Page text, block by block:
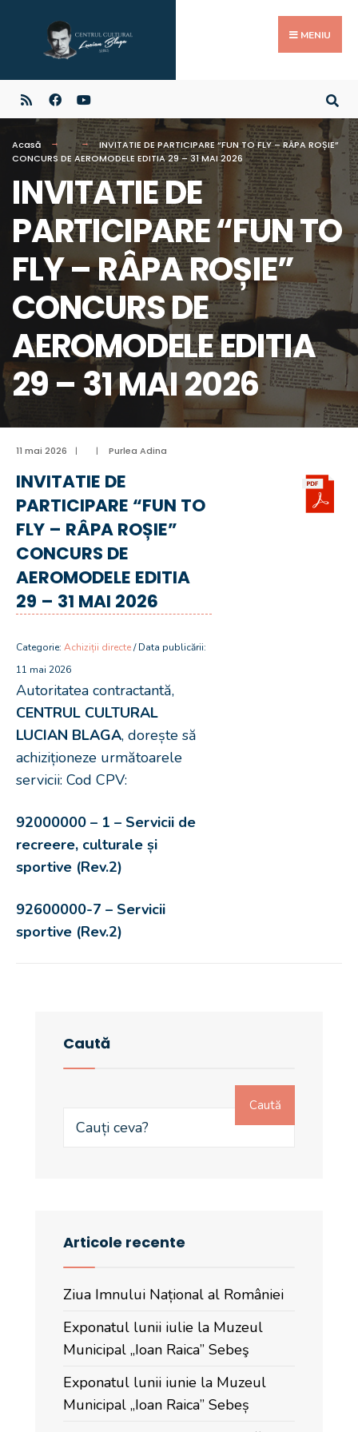
MENIU
Acasă
INVITATIE DE PARTICIPARE “FUN TO FLY – RÂPA ROȘIE”
CONCURS DE AEROMODELE EDITIA 29 – 31 MAI 2026
INVITATIE DE
PARTICIPARE “FUN TO
FLY – RÂPA ROȘIE”
CONCURS DE
AEROMODELE EDITIA
29 – 31 MAI 2026
11 mai 2026 | | Purlea Adina
INVITATIE DE
PARTICIPARE “FUN TO
FLY – RÂPA ROȘIE”
CONCURS DE
AEROMODELE EDITIA
29 – 31 MAI 2026
Categorie: Achiziții directe/ Data publicării:
11 mai 2026
Autoritatea contractantă,
CENTRUL CULTURAL
LUCIAN BLAGA, dorește să
achiziționeze următoarele
servicii: Cod CPV:
92000000 – 1 – Servicii de
recreere, culturale și
sportive (Rev.2)
92600000-7 – Servicii
sportive (Rev.2)
Caută
Caută
Articole recente
Ziua Imnului Național al României
Exponatul lunii iulie la Muzeul
Municipal „Ioan Raica” Sebeş
Exponatul lunii iunie la Muzeul
Municipal „Ioan Raica” Sebeș